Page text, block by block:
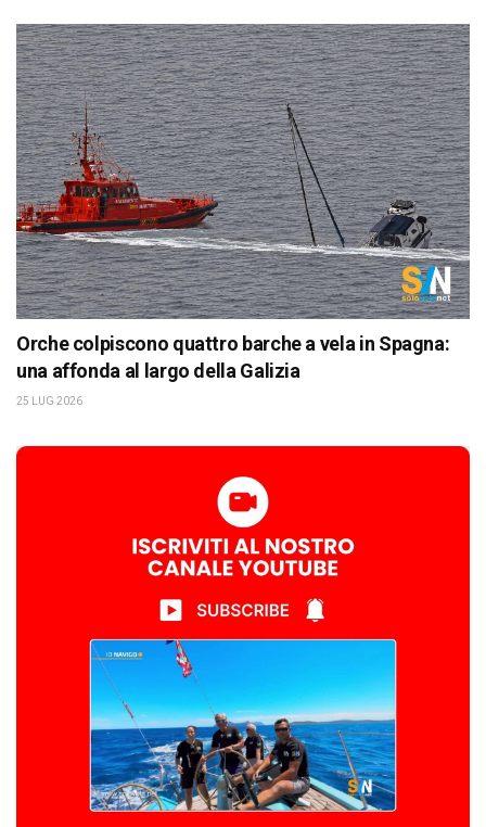
Orche colpiscono quattro barche a vela in Spagna:
una affonda al largo della Galizia
25 LUG 2026